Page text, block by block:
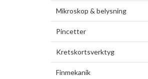
Mikroskop & belysning
Pincetter
Kretskortsverktyg
Finmekanik